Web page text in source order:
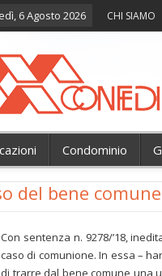
6 Agosto 2026 CHI SIAMO
Condominio
del bene comune
Con sentenza n. 9278/’18,
caso di comunione. In essa –
di trarre dal bene comune una